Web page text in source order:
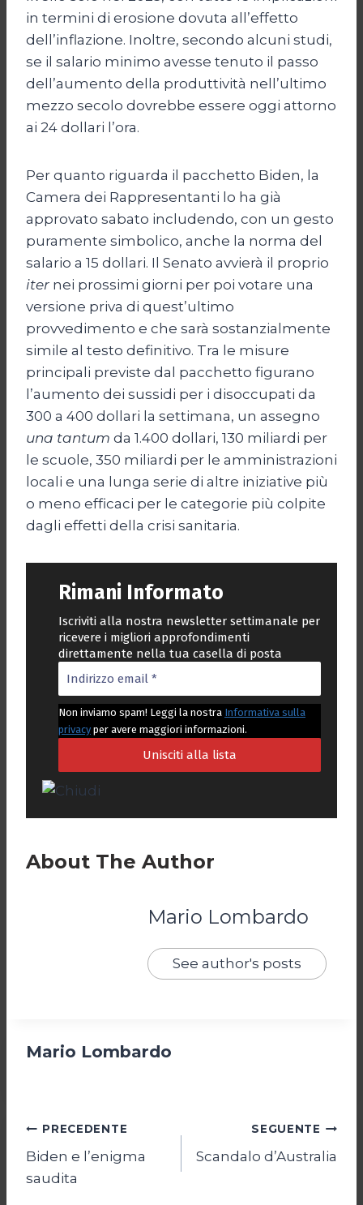
in termini di erosione dovuta all’effetto
dell’inflazione. Inoltre, secondo alcuni studi,
se il salario minimo avesse tenuto il passo
dell’aumento della produttività nell’ultimo
mezzo secolo dovrebbe essere oggi attorno
ai 24 dollari l’ora.
Per quanto riguarda il pacchetto Biden, la
Camera dei Rappresentanti lo ha già
approvato sabato includendo, con un gesto
puramente simbolico, anche la norma del
salario a 15 dollari. Il Senato avvierà il proprio
iter nei prossimi giorni per poi votare una
versione priva di quest’ultimo
provvedimento e che sarà sostanzialmente
simile al testo definitivo. Tra le misure
principali previste dal pacchetto figurano
l’aumento dei sussidi per i disoccupati da
300 a 400 dollari la settimana, un assegno
una tantum da 1.400 dollari, 130 miliardi per
le scuole, 350 miliardi per le amministrazioni
locali e una lunga serie di altre iniziative più
o meno efficaci per le categorie più colpite
dagli effetti della crisi sanitaria.
Rimani Informato
Iscriviti alla nostra newsletter settimanale per
ricevere i migliori approfondimenti
direttamente nella tua casella di posta
Non inviamo spam! Leggi la nostra Informativa sulla
privacy per avere maggiori informazioni.
About The Author
Mario Lombardo
See author's posts
Mario Lombardo
Navigazione
articoli
PRECEDENTE
Biden e l’enigma
saudita
SEGUENTE
Scandalo d’Australia